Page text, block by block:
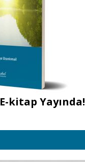
E-kitap Yayında!